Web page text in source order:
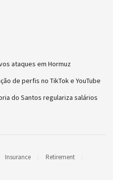
ataques em Hormuz
de perfis no TikTok e YouTube
do Santos regulariza salários
Insurance
Retirement